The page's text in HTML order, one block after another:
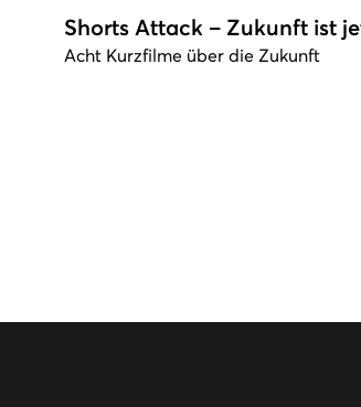
Shorts Attack – Zukunft ist
Acht Kurzfilme über die Zukunft